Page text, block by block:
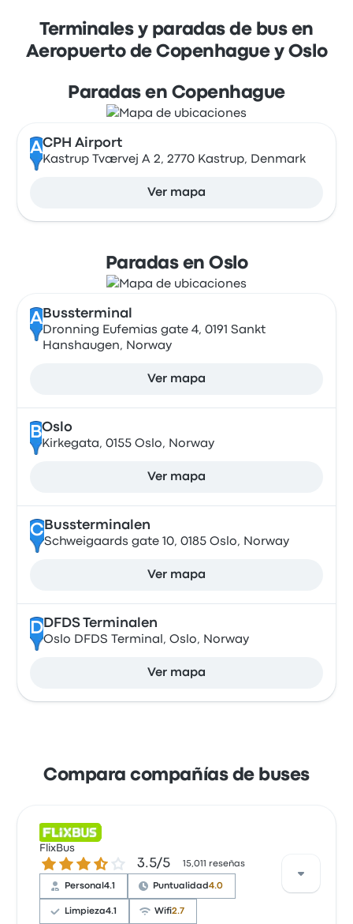
Terminales y paradas de bus en
Aeropuerto de Copenhague y Oslo
Paradas en Copenhague
ACPH Airport
Kastrup Tværvej A 2, 2770 Kastrup, Denmark
Ver mapa
Paradas en Oslo
A Bussterminal
Dronning Eufemias gate 4, 0191 Sankt
Hanshaugen, Norway
Ver mapa
BOslo
Kirkegata, 0155 Oslo, Norway
Ver mapa
CBussterminalen
Schweigaards gate 10, 0185 Oslo, Norway
Ver mapa
DDFDS Terminalen
Oslo DFDS Terminal, Oslo, Norway
Ver mapa
Compara compañías de buses
FlixBus
3.5 de 5 estrellas3.5/5 15,011 reseñas
Personal4.1 Puntualidad4.0
Limpieza4.1 Wifi2.7